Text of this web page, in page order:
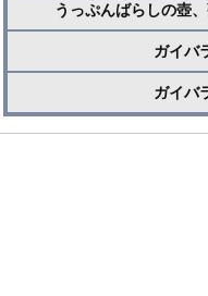
うっぷんばらしの壺
ガイバ
ガイバ